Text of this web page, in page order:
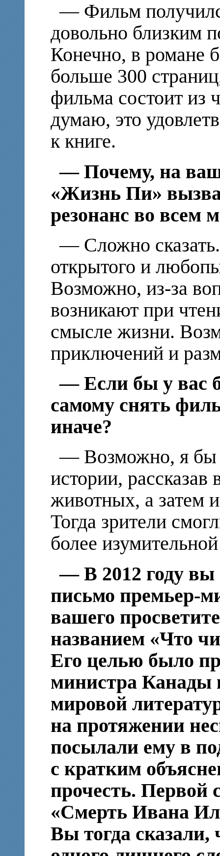
— Фильм
довольно близким
Конечно, в романе
больше 300
фильма состоит из
думаю, это
к книге.
— Почему, на
«Жизнь Пи»
резонанс во всем
— Сложно
открытого и
Возможно, из-за
возникают при
смысле жизни.
приключений и
— Если бы у вас
самому снять
иначе?
— Возможно, я бы
истории, рассказав
животных, а затем
Тогда зрители
более
— В 2012 году вы
письмо премьер-
вашего
названием «Что
Его целью было
министра Канады
мировой
на протяжении
посылали ему в
с кратким
прочесть. Первой
«Смерть Ивана
Вы тогда сказали,